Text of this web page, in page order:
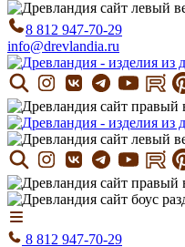
8 812 947-70-29
info@drevlandia.ru
8 812 947-70-29